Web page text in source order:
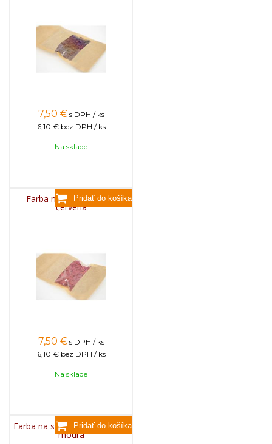
7,50 € s DPH / ks
6,10 € bez DPH / ks
Na sklade
Farba na sviečky, 25g -
červená
7,50 € s DPH / ks
6,10 € bez DPH / ks
Na sklade
Farba na sviečky, 25g - svetlo
modrá